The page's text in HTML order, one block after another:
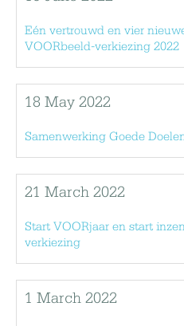
Eén vertrouwd en vier
VOORbeeld-verkiezing 2022
18 May 2022
Samenwerking Goede
21 March 2022
Start VOORjaar en start
verkiezing
1 March 2022